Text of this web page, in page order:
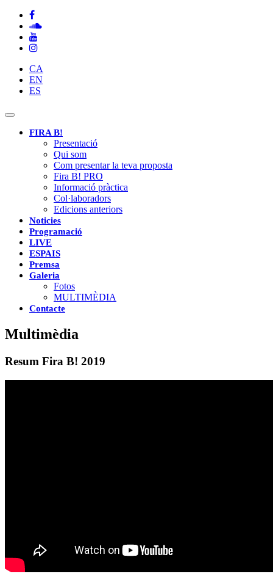
CA
EN
ES
Toggle
navigationFIRA B!
Presentació
Qui som
Com presentar la teva proposta
Fira B! PRO
Informació pràctica
Col·laboradors
Edicions anteriors
Noticies
Programació
LIVE
ESPAIS
Premsa
Galeria
Fotos
MULTIMÈDIA
Contacte
Multimèdia
Resum Fira B! 2019